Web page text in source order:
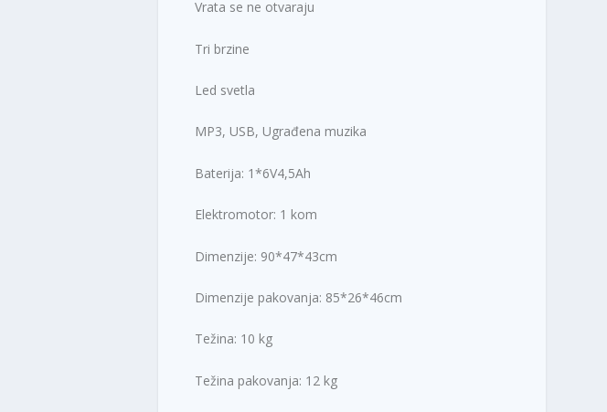
D
Vrata se ne otvaraju
Tri brzine
Led svetla
MP3, USB, Ugrađena muzika
Baterija: 1*6V4,5Ah
Elektromotor: 1 kom
Dimenzije: 90*47*43cm
Dimenzije pakovanja: 85*26*46cm
Težina: 10 kg
Težina pakovanja: 12 kg